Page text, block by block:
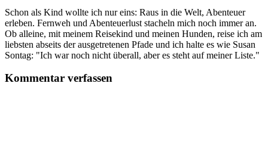
Schon als Kind wollte ich nur eins: Raus in die Welt, Abenteuer
erleben. Fernweh und Abenteuerlust stacheln mich noch immer an.
Ob alleine, mit meinem Reisekind und meinen Hunden, reise ich am
liebsten abseits der ausgetretenen Pfade und ich halte es wie Susan
Sontag: "Ich war noch nicht überall, aber es steht auf meiner Liste."
Kommentar verfassen